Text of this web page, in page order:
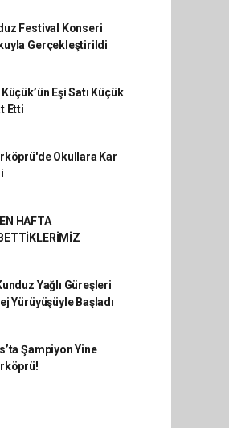
Festival Konseri
Gerçekleştirildi
Küçük’ün Eşi Satı Küçük
Etti
Okullara Kar
HAFTA
Yağlı Güreşleri
Yürüyüşüyle Başladı
Şampiyon Yine